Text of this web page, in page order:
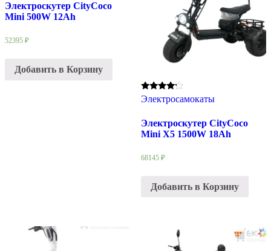
Электроскутер CityCoco
Мini 500W 12Ah
52395 ₽
Добавить в Корзину
Rated
Электросамокаты
Электроскутер CityCoco
Мini X5 1500W 18Ah
68145 ₽
Добавить в Корзину